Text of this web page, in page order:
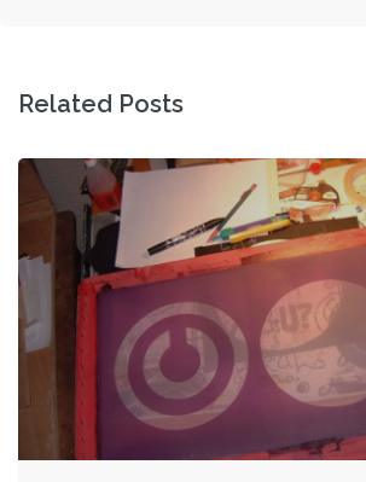
Related Posts